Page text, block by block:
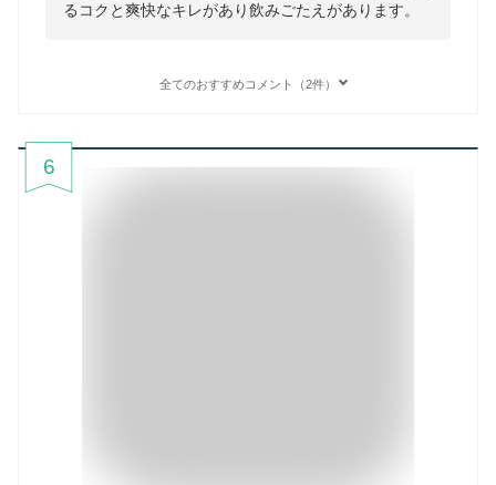
るコクと爽快なキレがあり飲みごたえがあります。
全てのおすすめコメント（2件）
6